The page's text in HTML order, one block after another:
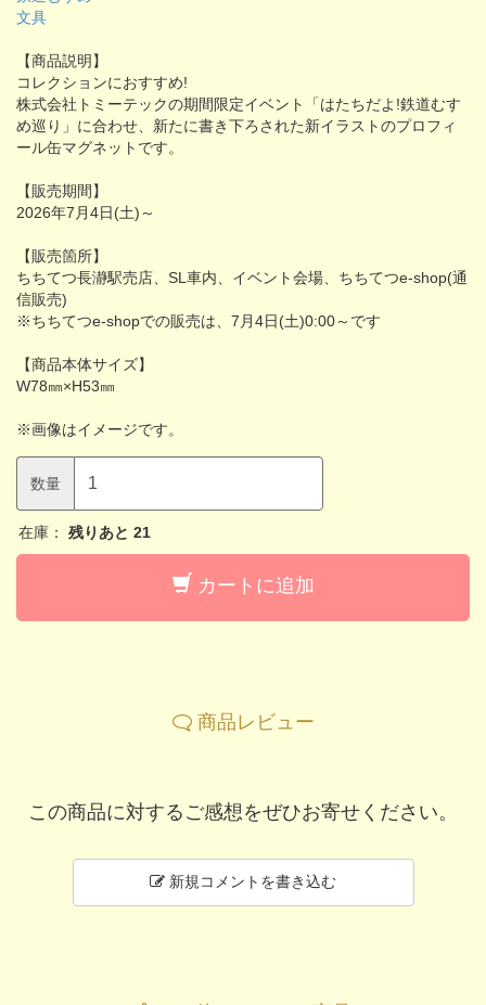
文具
【商品説明】
コレクションにおすすめ!
株式会社トミーテックの期間限定イベント「はたちだよ!鉄道むす
め巡り」に合わせ、新たに書き下ろされた新イラストのプロフィ
ール缶マグネットです。
【販売期間】
2026年7月4日(土)～
【販売箇所】
ちちてつ長瀞駅売店、SL車内、イベント会場、ちちてつe-shop(通
信販売)
※ちちてつe-shopでの販売は、7月4日(土)0:00～です
【商品本体サイズ】
W78㎜×H53㎜
※画像はイメージです。
数量
在庫： 残りあと 21
カートに追加
商品レビュー
この商品に対するご感想をぜひお寄せください。
新規コメントを書き込む